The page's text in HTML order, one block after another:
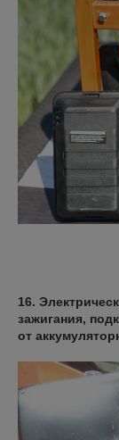
16.
зажигания,
от